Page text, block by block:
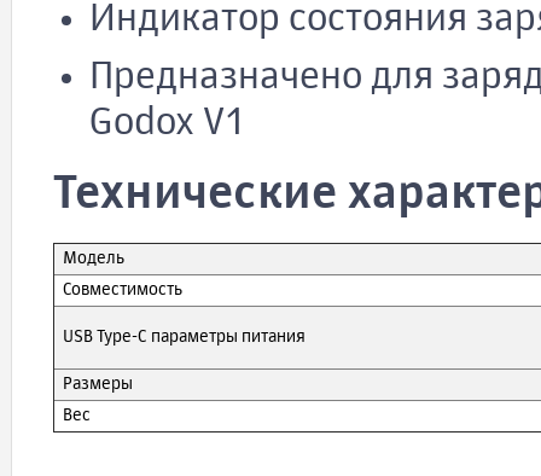
Индикатор состояния
Предназначено для
Godox V1
Технические
Модель
Совместимость
USB Type-C параметры питания
Размеры
Вес